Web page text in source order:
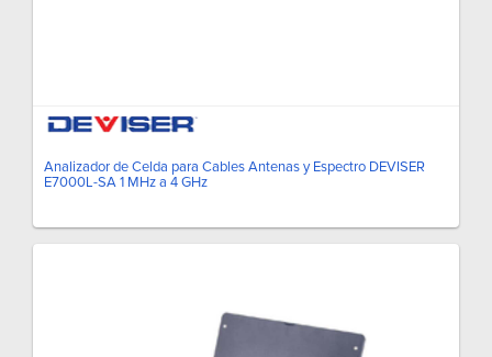
Analizador de Celda para Cables Antenas y Espectro DEVISER
E7000L-SA 1 MHz a 4 GHz